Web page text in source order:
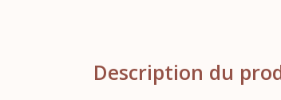
Description du